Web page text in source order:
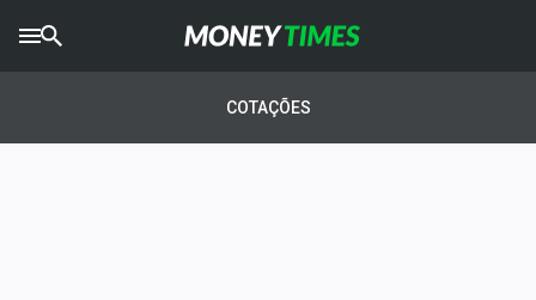
AGROTIMES
COTAÇÕES